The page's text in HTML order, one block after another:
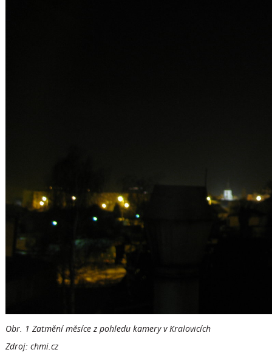
Obr. 1 Zatmění měsíce z pohledu kamery v Kralovicích
Zdroj: chmi.cz